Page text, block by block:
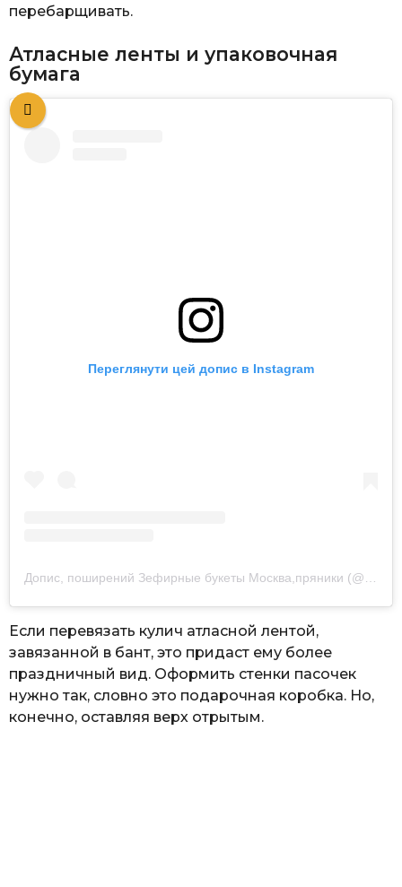
перебарщивать.
Атласные ленты и упаковочная
бумага
Переглянути цей допис в Instagram
Если перевязать кулич атласной лентой,
завязанной в бант, это придаст ему более
праздничный вид. Оформить стенки пасочек
нужно так, словно это подарочная коробка. Но,
конечно, оставляя верх отрытым.